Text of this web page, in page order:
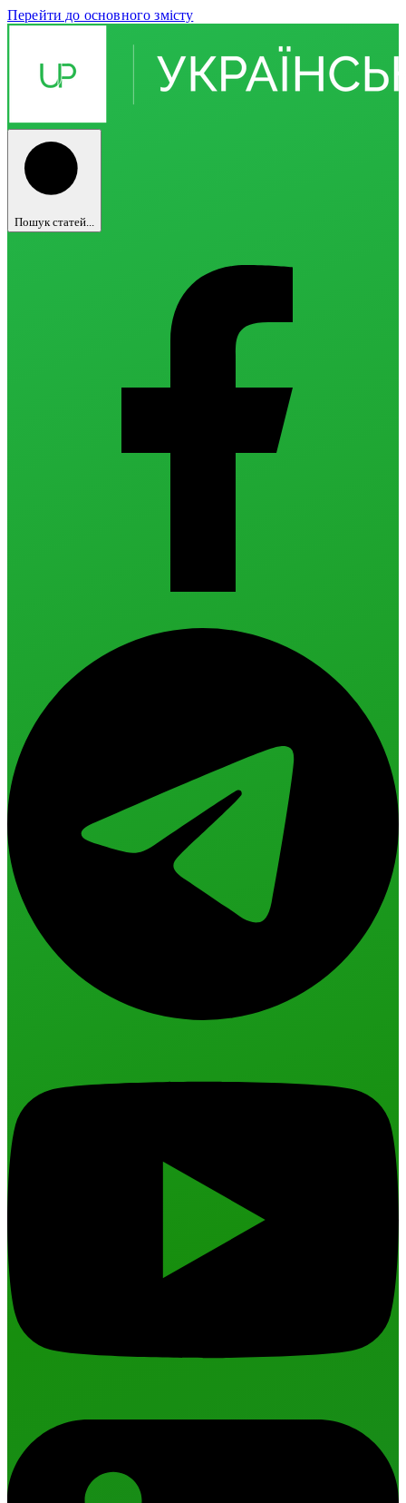
Перейти до основного змісту
Пошук статей...